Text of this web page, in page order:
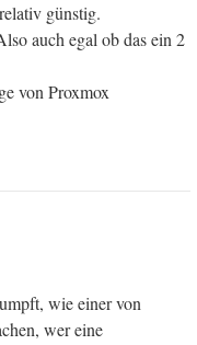
günstig.
auch egal ob das ein 2
von Proxmox
wie einer von
wer eine